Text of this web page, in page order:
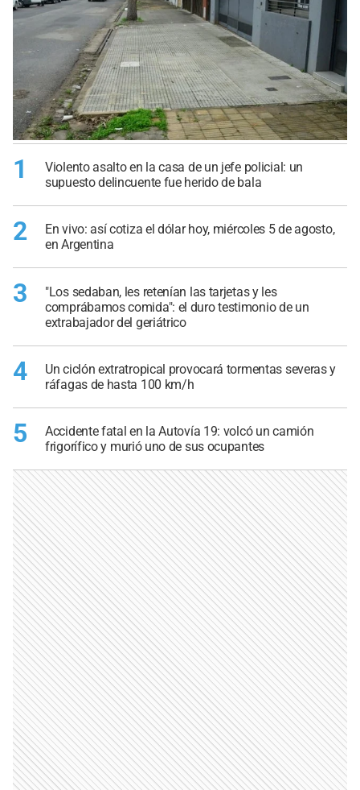
1
Violento asalto en la casa de un jefe policial: un
supuesto delincuente fue herido de bala
2
En vivo: así cotiza el dólar hoy, miércoles 5 de agosto,
en Argentina
3
"Los sedaban, les retenían las tarjetas y les
comprábamos comida": el duro testimonio de un
extrabajador del geriátrico
4
Un ciclón extratropical provocará tormentas severas y
ráfagas de hasta 100 km/h
5
Accidente fatal en la Autovía 19: volcó un camión
frigorífico y murió uno de sus ocupantes